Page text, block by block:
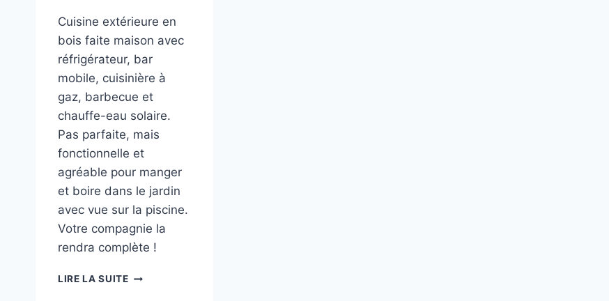
Cuisine extérieure en
bois faite maison avec
réfrigérateur, bar
mobile, cuisinière à
gaz, barbecue et
chauffe-eau solaire.
Pas parfaite, mais
fonctionnelle et
agréable pour manger
et boire dans le jardin
avec vue sur la piscine.
Votre compagnie la
rendra complète !
LIRE LA SUITELA